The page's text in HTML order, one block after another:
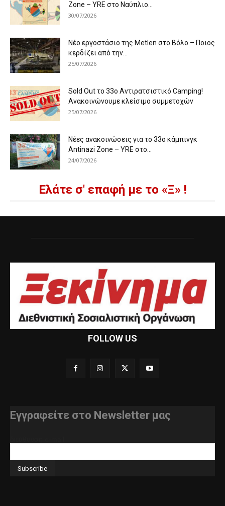
Zone – YRE στο Ναύπλιο...
30/07/2026
Νέο εργοστάσιο της Metlen στο Βόλο – Ποιος
κερδίζει από την...
25/07/2026
Sold Out το 33ο Αντιρατσιστικό Camping!
Ανακοινώνουμε κλείσιμο συμμετοχών
25/07/2026
Νέες ανακοινώσεις για το 33ο κάμπινγκ
Antinazi Zone – YRE στο...
24/07/2026
Ελάτε σ' επαφή με το «Ξ» !
FOLLOW US
Εγγραφείτε στο Newsletter μας